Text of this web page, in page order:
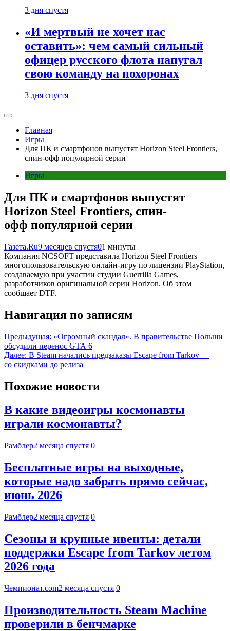
3 дня спустя
«И мертвый не хочет нас
оставить»: чем самый сильный
офицер русского флота напугал
свою команду на похоронах
3 дня спустя
Главная
Игры
Для ПК и смартфонов выпустят Horizon Steel Frontiers,
спин-офф популярной серии
Игры
Для ПК и смартфонов выпустят
Horizon Steel Frontiers, спин-
офф популярной серии
Газета.Ru9 месяцев спустя01 минуты
Компания NCSOFT представила Horizon Steel Frontiers —
многопользовательскую онлайн-игру по лицензии PlayStation,
создаваемую при участии студии Guerrilla Games,
разработчиков оригинальной серии Horizon. Об этом
сообщает DTF.
Навигация по записям
Предыдущая: «Огромный скандал». В правительстве Польши
обсудили перенос GTA 6
Далее: В Steam начались предзаказы Escape from Tarkov —
со скидками до релиза
Похожие новости
В какие видеоигры космонавты
играли космонавты?
Рамблер2 месяца спустя 0
Бесплатные игры на выходные,
которые надо забрать прямо сейчас,
июнь 2026
Рамблер2 месяца спустя 0
Сезоны и крупные ивенты: детали
поддержки Escape from Tarkov летом
2026 года
Чемпионат.com2 месяца спустя 0
Производительность Steam Machine
проверили в бенчмарке